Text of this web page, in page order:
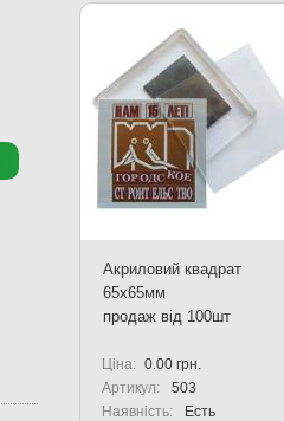
Акриловий квадрат
65х65мм
продаж від 100шт
Ціна: 0.00 грн.
Артикул:
503
Наявність:
Есть